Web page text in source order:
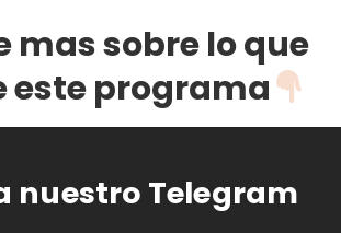
mas sobre lo que
este programa
nuestro Telegram